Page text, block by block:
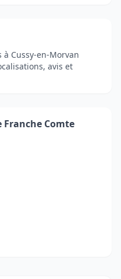
Cussy-en-Morvan
avis et
Comte